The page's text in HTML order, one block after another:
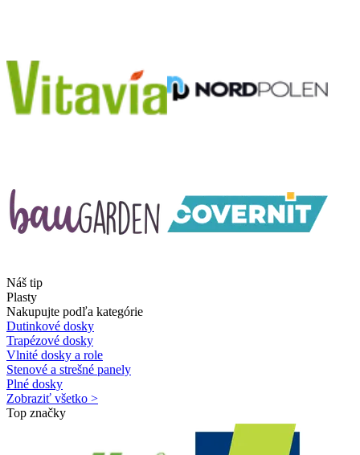
Náš tip
Plasty
Nakupujte podľa kategórie
Dutinkové dosky
Trapézové dosky
Vlnité dosky a role
Stenové a strešné panely
Plné dosky
Zobraziť všetko >
Top značky